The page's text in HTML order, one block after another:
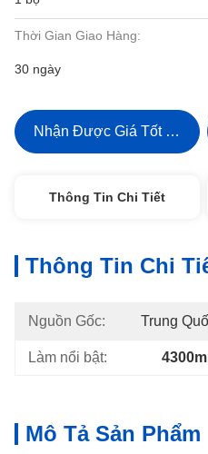
Thời Gian Giao Hàng:
30 ngày
Nhận Được Giá Tốt Nhất
Thông Tin Chi Tiết
Thông Tin Chi
Nguồn Gốc: Trung
Làm nổi bật:
Mô Tả Sản Phẩm